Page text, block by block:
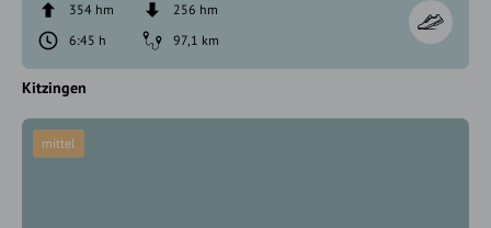
354 hm
256 hm
6:45 h
97,1 km
Kitzingen
mittel